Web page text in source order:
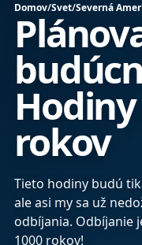
Domov/Svet/Severná
Hodiny
rokov
Tieto hodiny budú
ale asi my sa už
odbíjania. Odbíjanie
1000 rokov!